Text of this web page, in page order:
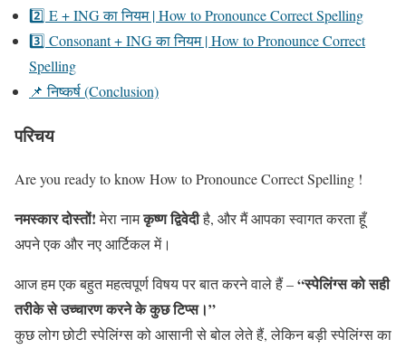
2️⃣ E + ING का नियम | How to Pronounce Correct Spelling
3️⃣ Consonant + ING का नियम | How to Pronounce Correct
Spelling
📌 निष्कर्ष (Conclusion)
परिचय
Are you ready to know How to Pronounce Correct Spelling !
नमस्कार दोस्तों!मेरा नामकृष्ण द्विवेदीहै, और मैं आपका स्वागत करता हूँ
अपने एक और नए आर्टिकल में।
आज हम एक बहुत महत्वपूर्ण विषय पर बात करने वाले हैं –“स्पेलिंग्स को सही
तरीके से उच्चारण करने के कुछ टिप्स।”
कुछ लोग छोटी स्पेलिंग्स को आसानी से बोल लेते हैं, लेकिन बड़ी स्पेलिंग्स का